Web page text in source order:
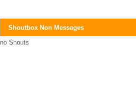
Shoutbox Non Messages
no Shouts